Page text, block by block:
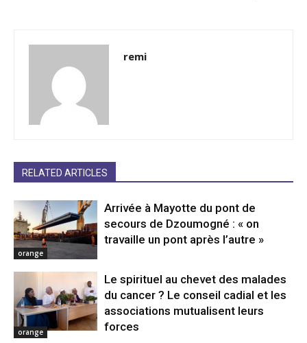
remi
RELATED ARTICLES
orange
Arrivée à Mayotte du pont de
secours de Dzoumogné : « on
travaille un pont après l’autre »
orange
Le spirituel au chevet des malades
du cancer ? Le conseil cadial et les
associations mutualisent leurs
forces